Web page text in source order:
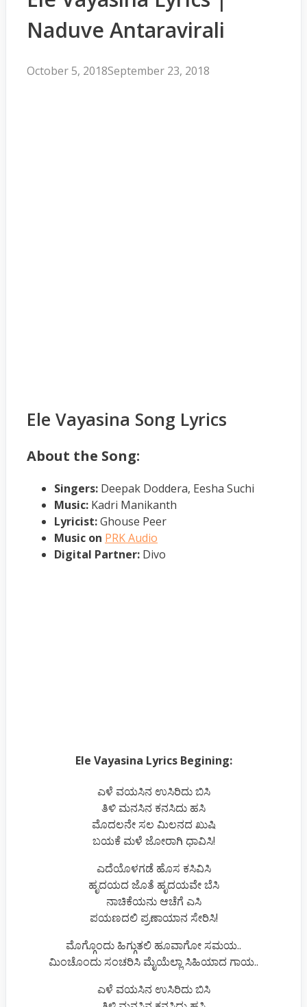
Naduve Antaravirali
October 5, 2018September 23, 2018
Ele Vayasina Song Lyrics
About the Song:
Singers: Deepak Doddera, Eesha Suchi
Music: Kadri Manikanth
Lyricist:Ghouse Peer
Music on PRK Audio
Digital Partner: Divo
Ele Vayasina Lyrics Begining:
ಎಳೆ ವಯಸಿನ ಉಸಿರಿದು ಬಿಸಿ
ತಿಳಿ ಮನಸಿನ ಕನಸಿದು ಹಸಿ
ಮೊದಲನೇ ಸಲ ಮಿಲನದ ಖುಷಿ
ಬಯಕೆ ಮಳೆ ಜೋರಾಗಿ ಧಾವಿಸಿ!
ಎದೆಯೊಳಗಡೆ ಹೊಸ ಕಸಿವಿಸಿ
ಹೃದಯದ ಜೊತೆ ಹೃದಯವೇ ಬೆಸಿ
ನಾಚಿಕೆಯನು ಆಚೆಗೆ ಎಸಿ
ಪಯಣದಲಿ ಪ್ರಣಾಯಾನ ಸೇರಿಸಿ!
ಮೊಗ್ಗೊಂದು ಹಿಗ್ಗುತಲಿ ಹೂವಾಗೋ ಸಮಯ..
ಮಿಂಚೊಂದು ಸಂಚರಿಸಿ ಮೈಯೆಲ್ಲಾ ಸಿಹಿಯಾದ ಗಾಯ..
ಎಳೆ ವಯಸಿನ ಉಸಿರಿದು ಬಿಸಿ